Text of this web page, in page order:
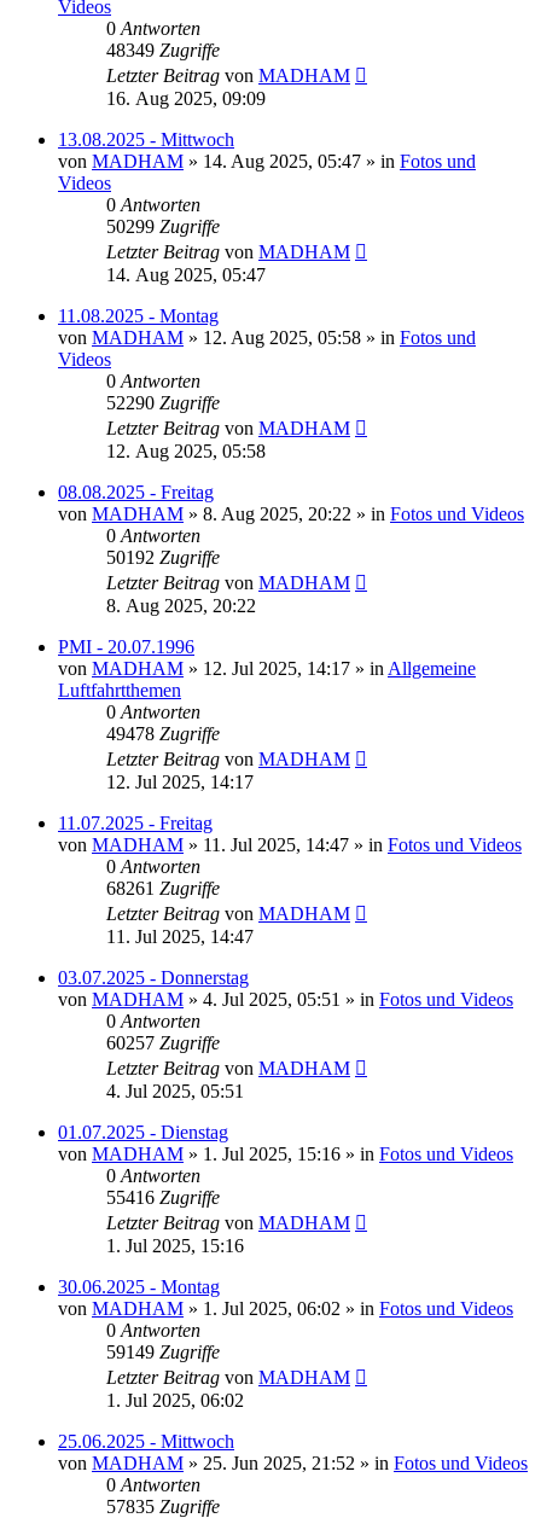
Videos
0 Antworten
48349 Zugriffe
Letzter Beitrag von MADHAM
16. Aug 2025, 09:09
13.08.2025 - Mittwoch
von MADHAM » 14. Aug 2025, 05:47 » in Fotos und
Videos
0 Antworten
50299 Zugriffe
Letzter Beitrag von MADHAM
14. Aug 2025, 05:47
11.08.2025 - Montag
von MADHAM » 12. Aug 2025, 05:58 » in Fotos und
Videos
0 Antworten
52290 Zugriffe
Letzter Beitrag von MADHAM
12. Aug 2025, 05:58
08.08.2025 - Freitag
von MADHAM » 8. Aug 2025, 20:22 » in Fotos und Videos
0 Antworten
50192 Zugriffe
Letzter Beitrag von MADHAM
8. Aug 2025, 20:22
PMI - 20.07.1996
von MADHAM » 12. Jul 2025, 14:17 » in Allgemeine
Luftfahrtthemen
0 Antworten
49478 Zugriffe
Letzter Beitrag von MADHAM
12. Jul 2025, 14:17
11.07.2025 - Freitag
von MADHAM » 11. Jul 2025, 14:47 » in Fotos und Videos
0 Antworten
68261 Zugriffe
Letzter Beitrag von MADHAM
11. Jul 2025, 14:47
03.07.2025 - Donnerstag
von MADHAM » 4. Jul 2025, 05:51 » in Fotos und Videos
0 Antworten
60257 Zugriffe
Letzter Beitrag von MADHAM
4. Jul 2025, 05:51
01.07.2025 - Dienstag
von MADHAM » 1. Jul 2025, 15:16 » in Fotos und Videos
0 Antworten
55416 Zugriffe
Letzter Beitrag von MADHAM
1. Jul 2025, 15:16
30.06.2025 - Montag
von MADHAM » 1. Jul 2025, 06:02 » in Fotos und Videos
0 Antworten
59149 Zugriffe
Letzter Beitrag von MADHAM
1. Jul 2025, 06:02
25.06.2025 - Mittwoch
von MADHAM » 25. Jun 2025, 21:52 » in Fotos und Videos
0 Antworten
57835 Zugriffe